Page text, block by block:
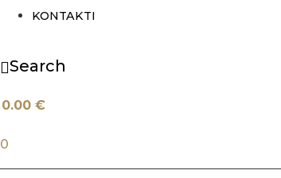
KONTAKTI
Search
0.00 €
0